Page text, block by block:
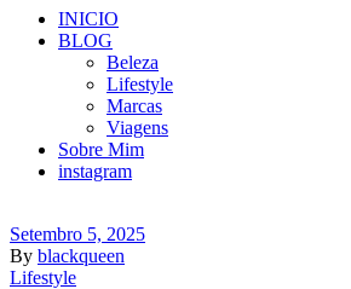
INICIO
BLOG
Beleza
Lifestyle
Marcas
Viagens
Sobre Mim
instagram
Setembro 5, 2025
By blackqueen
Lifestyle